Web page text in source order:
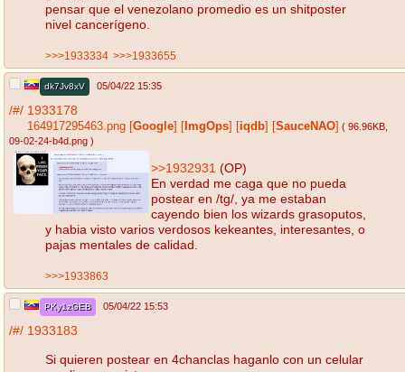
pensar que el venezolano promedio es un shitposter
nivel cancerígeno.
>>>1933334 >>>1933655
dk7Jv8xV 05/04/22 15:35
/#/ 1933178
164917295463.png Google ImgOps iqdb SauceNAO ( 96.96KB
09-02-24-b4d.png )
>>1932931 (OP)
En verdad me caga que no pueda
postear en /tg/, ya me estaban
cayendo bien los wizards grasoputos,
y habia visto varios verdosos kekeantes, interesantes, o
pajas mentales de calidad.
>>>1933863
PKy1zGEB 05/04/22 15:53
/#/ 1933183
Si quieren postear en 4chanclas haganlo con un celular